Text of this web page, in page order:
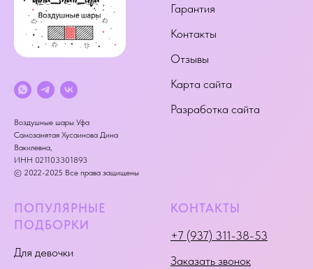
Воздушные шары Уфа
Самозанятая Хусаинова Дина
Вакилевна,
ИНН 021103301893
© 2022-2025 Все права защищены
Гарантия
Контакты
Отзывы
Карта сайта
Разработка сайта
ПОПУЛЯРНЫЕ
ПОДБОРКИ
Для девочки
КОНТАКТЫ
+7 (937) 311-38-53
Заказать звонок